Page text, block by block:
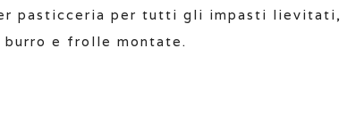
pasticceria per tutti gli impasti lievitati,
e frolle montate.